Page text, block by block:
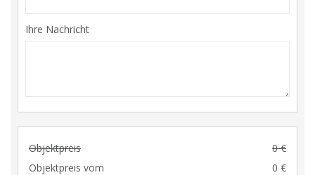
Ihre Nachricht
Objektpreis
0 €
Objektpreis vom
0 €